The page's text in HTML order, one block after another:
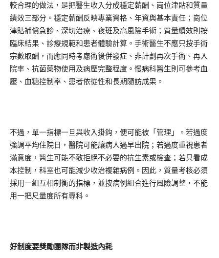
較合理的做法，是把醫生收入分成穩定薪酬、崗位津貼和質量
績效三部分。穩定薪酬反映專業資格、年資與基本責任；崗位
津貼補償急診、深切治療、夜班及高風險手術；質量績效則按
臨床結果、診療規範和患者體驗計算。手術醫生不應只按手術
宗數取酬，而應同時考慮術後併發症、非計劃再次手術、再入
院率、抗菌藥物使用及病歷完整程度。慢病科醫生則可參考血
壓、血糖控制率、患者依從性和長期隨訪成果。
不過，單一指標一旦與收入掛鈎，便可能被「管理」。若過度
強調平均住院日，醫院可能讓病人過早出院；若過度重視患者
滿意度，醫生可能不敢拒絕不必要的抗生素或檢查；若只看成
本控制，科室也可能減少收治複雜病例。因此，質量考核必須
採用一組互相制衡的指標，並按病例組合進行風險調整，不能
用一把尺量度所有專科。
好制度要獎勵團隊而非製造內耗